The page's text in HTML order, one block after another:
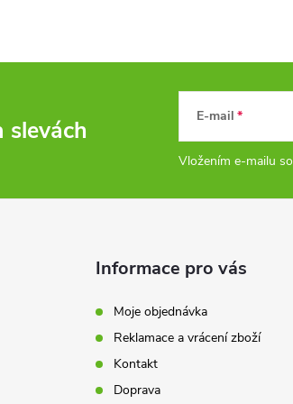
slevách E-mail
Vložením e-mailu
Informace pro vás
Moje objednávka
Reklamace a vrácení zboží
Kontakt
Doprava